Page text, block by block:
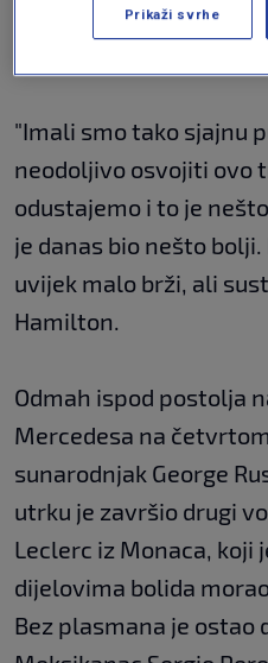
oduševljen svojim
"Imali smo tako sjajnu
neodoljivo osvojiti ovo
odustajemo i to je
je danas bio nešto
uvijek malo brži, ali
Hamilton.
Odmah ispod postolja
Mercedesa na
sunarodnjak George
utrku je završio drugi
Leclerc iz Monaca, koji
dijelovima bolida
Bez plasmana je ostao
Prikaži svrhe